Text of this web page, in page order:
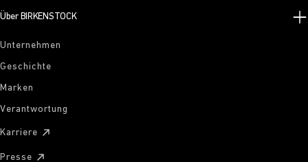
Über BIRKENSTOCK
Unternehmen
Geschichte
Marken
Verantwortung
Karriere
Presse